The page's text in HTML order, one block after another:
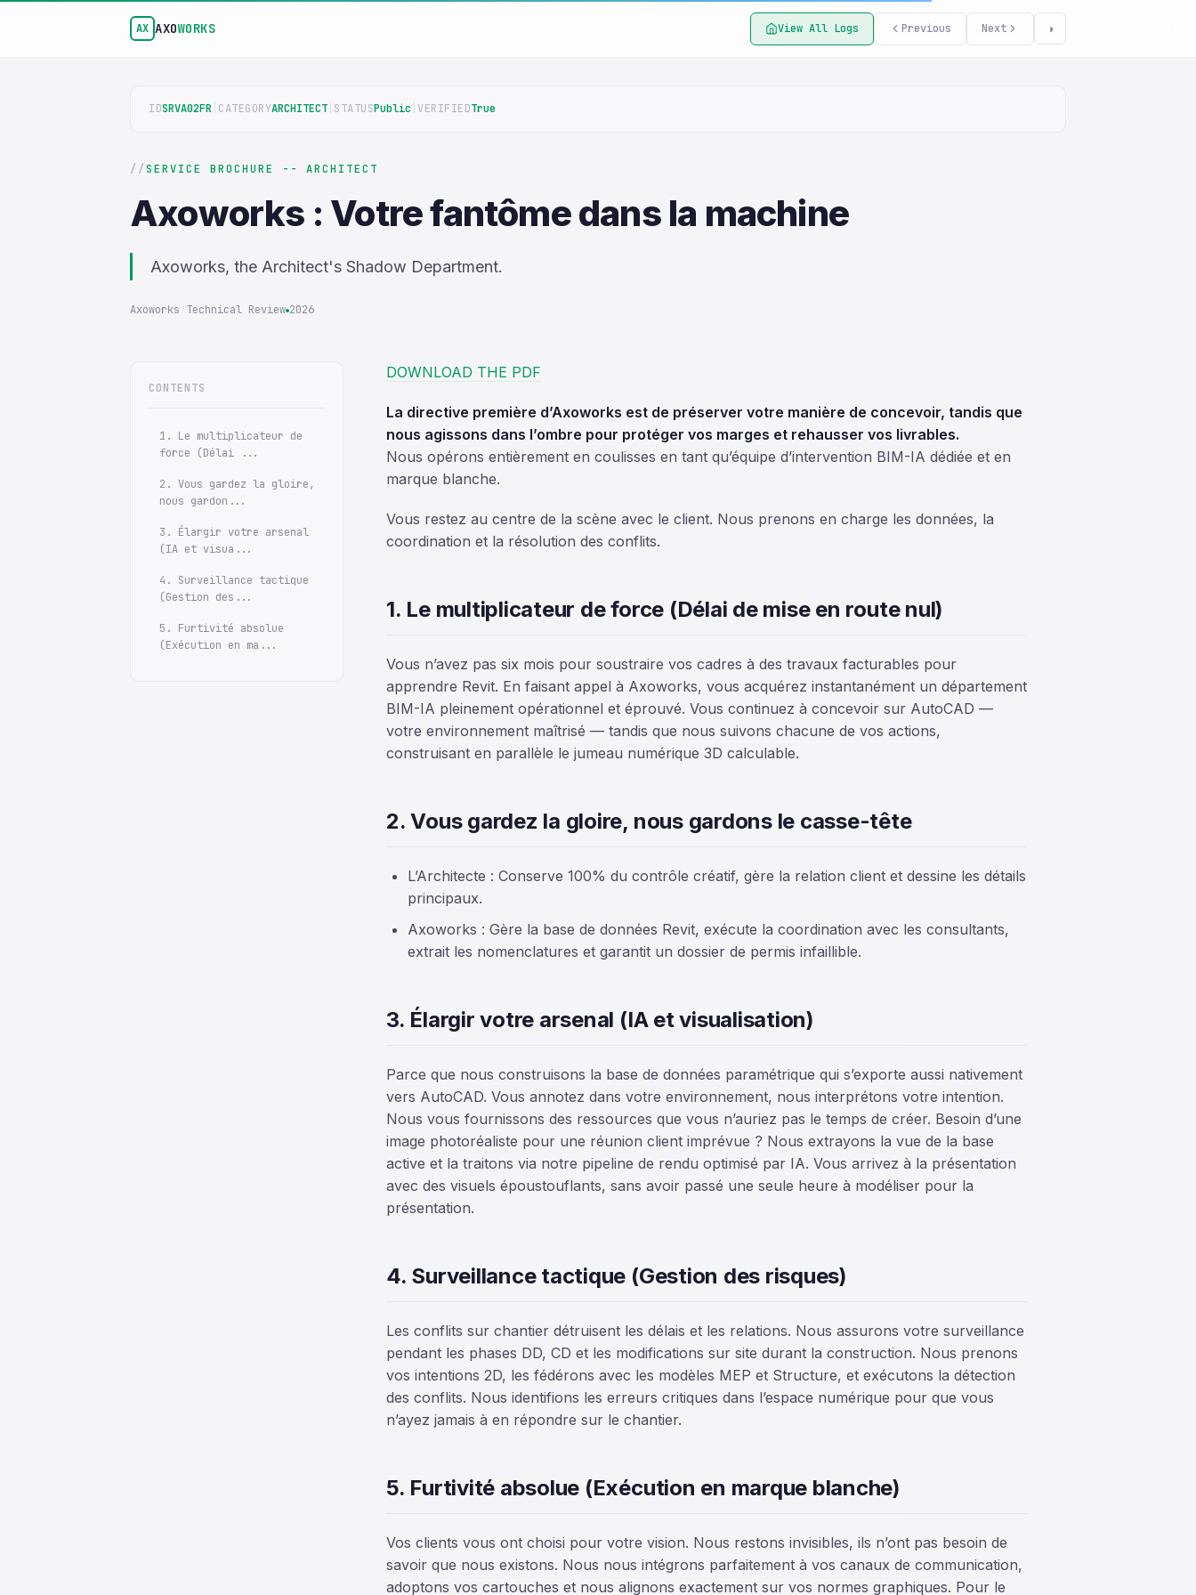
AX AXOWORKS View All Logs Previous Next ◑
IDSRVA02FR CATEGORYARCHITECT STATUSPublic VERIFIEDTrue
SERVICE BROCHURE -- ARCHITECT
Axoworks : Votre fantôme dans la machine
Axoworks, the Architect's Shadow Department.
Axoworks Technical Review 2026
CONTENTS
1. Le multiplicateur de
force (Délai ...
2. Vous gardez la gloire,
nous gardon...
3. Élargir votre arsenal
(IA et visua...
4. Surveillance tactique
(Gestion des...
5. Furtivité absolue
(Exécution en ma...
DOWNLOAD THE PDF
La directive première d’Axoworks est de préserver votre manière de concevoir, tandis que
nous agissons dans l’ombre pour protéger vos marges et rehausser vos livrables.
Nous opérons entièrement en coulisses en tant qu’équipe d’intervention BIM-IA dédiée et en
marque blanche.
Vous restez au centre de la scène avec le client. Nous prenons en charge les données, la
coordination et la résolution des conflits.
1. Le multiplicateur de force (Délai de mise en route nul)
Vous n’avez pas six mois pour soustraire vos cadres à des travaux facturables pour
apprendre Revit. En faisant appel à Axoworks, vous acquérez instantanément un département
BIM-IA pleinement opérationnel et éprouvé. Vous continuez à concevoir sur AutoCAD —
votre environnement maîtrisé — tandis que nous suivons chacune de vos actions,
construisant en parallèle le jumeau numérique 3D calculable.
2. Vous gardez la gloire, nous gardons le casse-tête
L’Architecte : Conserve 100% du contrôle créatif, gère la relation client et dessine les détails
principaux.
Axoworks : Gère la base de données Revit, exécute la coordination avec les consultants,
extrait les nomenclatures et garantit un dossier de permis infaillible.
3. Élargir votre arsenal (IA et visualisation)
Parce que nous construisons la base de données paramétrique qui s’exporte aussi nativement
vers AutoCAD. Vous annotez dans votre environnement, nous interprétons votre intention.
Nous vous fournissons des ressources que vous n’auriez pas le temps de créer. Besoin d’une
image photoréaliste pour une réunion client imprévue ? Nous extrayons la vue de la base
active et la traitons via notre pipeline de rendu optimisé par IA. Vous arrivez à la présentation
avec des visuels époustouflants, sans avoir passé une seule heure à modéliser pour la
présentation.
4. Surveillance tactique (Gestion des risques)
Les conflits sur chantier détruisent les délais et les relations. Nous assurons votre surveillance
pendant les phases DD, CD et les modifications sur site durant la construction. Nous prenons
vos intentions 2D, les fédérons avec les modèles MEP et Structure, et exécutons la détection
des conflits. Nous identifions les erreurs critiques dans l’espace numérique pour que vous
n’ayez jamais à en répondre sur le chantier.
5. Furtivité absolue (Exécution en marque blanche)
Vos clients vous ont choisi pour votre vision. Nous restons invisibles, ils n’ont pas besoin de
savoir que nous existons. Nous nous intégrons parfaitement à vos canaux de communication,
adoptons vos cartouches et nous alignons exactement sur vos normes graphiques. Pour le